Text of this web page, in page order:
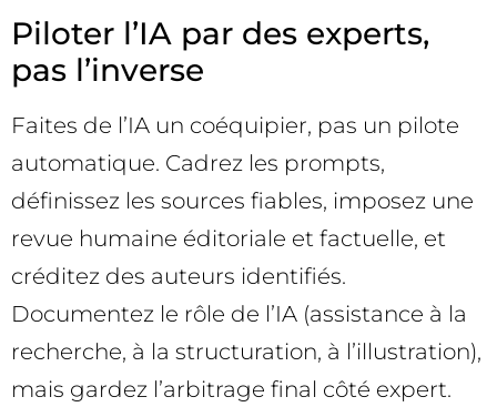
Piloter l’IA par des experts,
pas l’inverse
Faites de l’IA un coéquipier, pas un pilote
automatique. Cadrez les prompts,
définissez les sources fiables, imposez une
revue humaine éditoriale et factuelle, et
créditez des auteurs identifiés.
Documentez le rôle de l’IA (assistance à la
recherche, à la structuration, à l’illustration),
mais gardez l’arbitrage final côté expert.